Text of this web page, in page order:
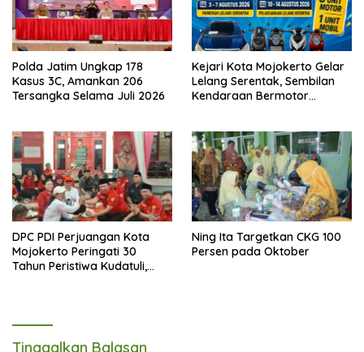
Polda Jatim Ungkap 178
Kasus 3C, Amankan 206
Tersangka Selama Juli 2026
Kejari Kota Mojokerto Gelar
Lelang Serentak, Sembilan
Kendaraan Bermotor
DPC PDI Perjuangan Kota
Mojokerto Peringati 30
Tahun Peristiwa Kudatuli,
Ning Ita Targetkan CKG 100
Persen pada Oktober
Tinggalkan Balasan